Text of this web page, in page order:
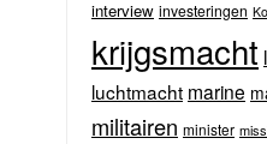
interview investeringen
krijgsmacht
luchtmacht marine
militairen minister